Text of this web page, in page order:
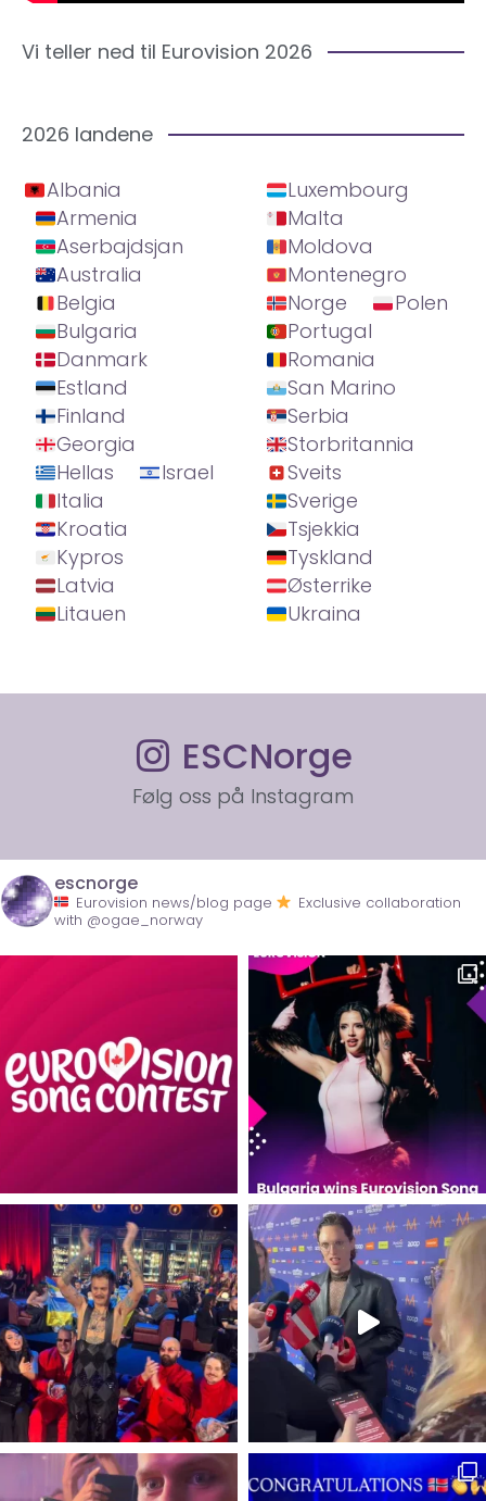
Vi teller ned til Eurovision 2026
2026 landene
Albania
Armenia
Aserbajdsjan
Australia
Belgia
Bulgaria
Danmark
Estland
Finland
Georgia
Hellas
Israel
Italia
Kroatia
Kypros
Latvia
Litauen
Luxembourg
Malta
Moldova
Montenegro
Norge
Polen
Portugal
Romania
San Marino
Serbia
Storbritannia
Sveits
Sverige
Tsjekkia
Tyskland
Østerrike
Ukraina
ESCNorge
Følg oss på Instagram
escnorge
Eurovision news/blog page
Exclusive collaboration
with @ogae_norway